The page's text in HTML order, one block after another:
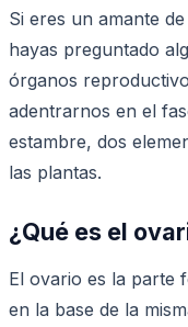
Si eres un amante
hayas preguntado
órganos
adentrarnos en el
estambre, dos
las plantas.
¿Qué es el
El ovario es la parte
en la base de la